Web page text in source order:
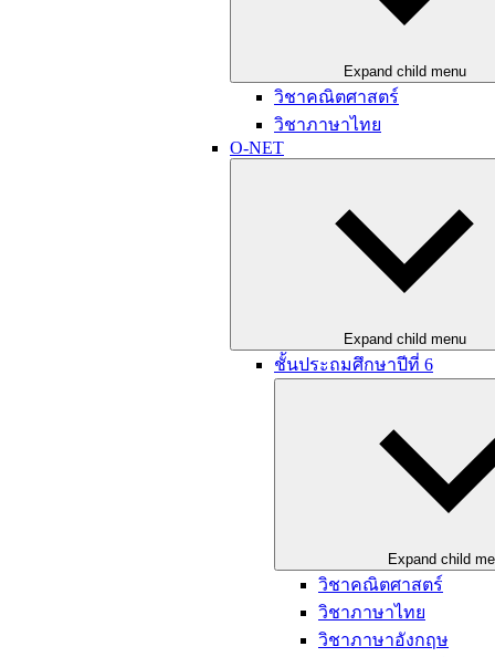
Expand child menu
วิชาคณิตศาสตร์
วิชาภาษาไทย
O-NET
Expand child menu
ชั้นประถมศึกษาปีที่ 6
Expand child
วิชาคณิตศาสตร์
วิชาภาษาไทย
วิชาภาษาอังกฤษ